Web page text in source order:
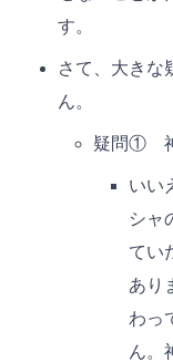
す。
さて、大きな
ん。
疑問① 神
いい
シャ
てい
あり
わっ
ん。